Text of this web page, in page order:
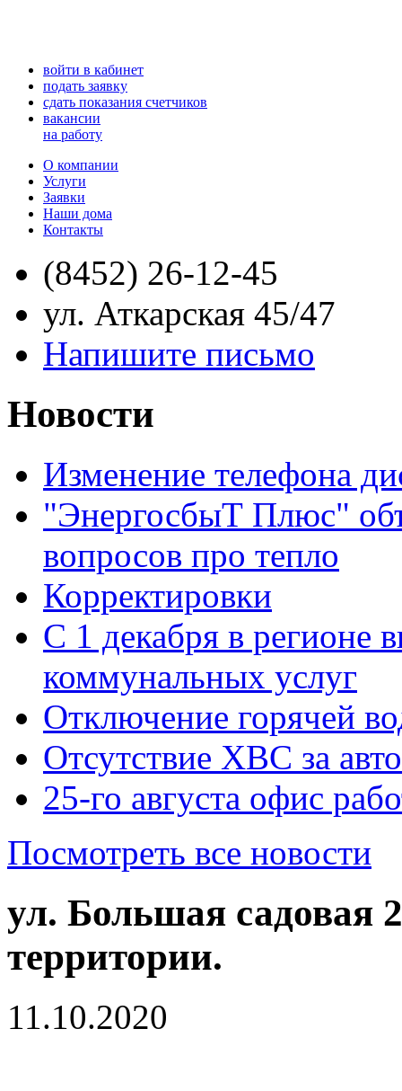
войти в кабинет
подать заявку
сдать показания счетчиков
вакансии
на работу
О компании
Услуги
Заявки
Наши дома
Контакты
(8452) 26-12-45
ул. Аткарская 45/47
Напишите письмо
Новости
Изменение телефона
"ЭнергосбыТ Плюс"
вопросов про тепло
Корректировки
С 1 декабря в регионе
коммунальных услуг
Отключение горячей
Отсутствие ХВС за
25-го августа офис
Посмотреть все новости
ул. Большая садовая
территории.
11.10.2020